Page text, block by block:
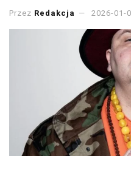
Przez Redakcja 2026-01-